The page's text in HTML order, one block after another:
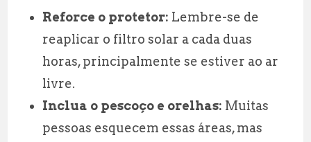
Reforce o protetor: Lembre-se de
reaplicar o filtro solar a cada duas
horas, principalmente se estiver ao ar
livre.
Inclua o pescoço e orelhas: Muitas
pessoas esquecem essas áreas, mas